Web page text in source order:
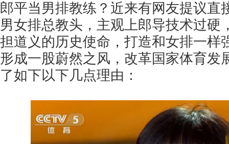
郎平当男排教练？近来有网友提议直
男女排总教头，主观上郎导技术过硬
担道义的历史使命，打造和女排一样
形成一股蔚然之风，改革国家体育发
了如下以下几点理由：